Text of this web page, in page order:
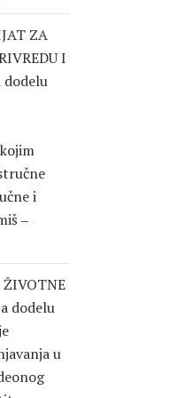
ZA
I
dodelu
i
‒
dodelu
u